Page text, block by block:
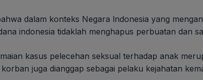
dalam konteks Negara lndonesia yang
indonesia tidaklah menghapus perbuatan dan
kasus pelecehan seksual terhadap anak
juga dianggap sebagai pelaku kejahatan